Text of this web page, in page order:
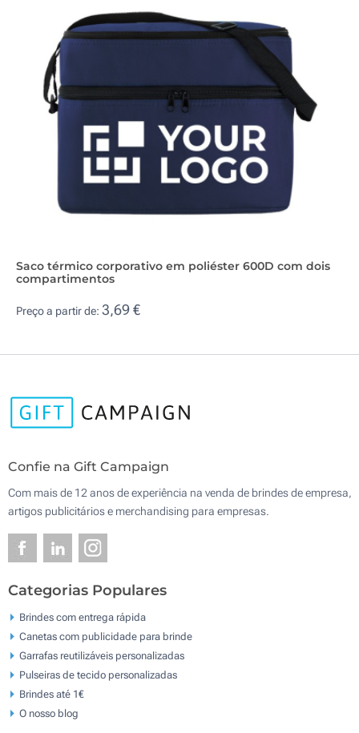
Saco térmico corporativo em poliéster 600D com dois
compartimentos
Preço a partir de: 3,69 €
Confie na Gift Campaign
Com mais de 12 anos de experiência na venda de brindes de empresa,
artigos publicitários e merchandising para empresas.
Categorias Populares
Brindes com entrega rápida
Canetas com publicidade para brinde
Garrafas reutilizáveis personalizadas
Pulseiras de tecido personalizadas
Brindes até 1€
O nosso blog